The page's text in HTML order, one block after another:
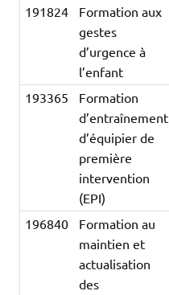
191824
Formation aux
gestes
d’urgence à
l’enfant
193365
Formation
d’entraînement
d’équipier de
première
intervention
(EPI)
196840
Formation au
maintien et
actualisation
des